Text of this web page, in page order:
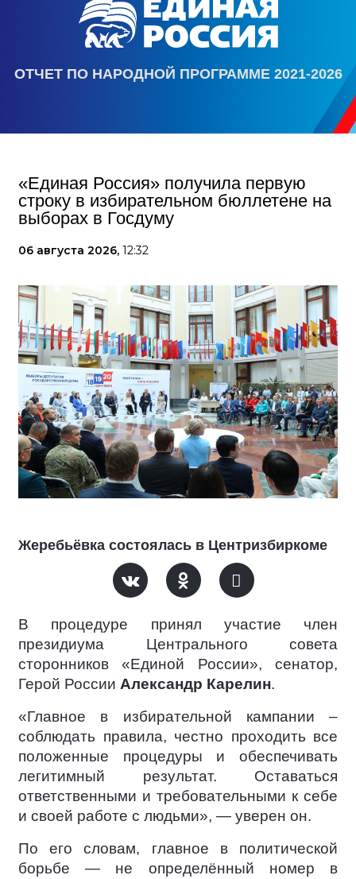
ОТЧЕТ ПО НАРОДНОЙ ПРОГРАММЕ 2021-2026
«Единая Россия» получила первую
строку в избирательном бюллетене на
выборах в Госдуму
06 августа 2026, 12:32
Жеребьёвка состоялась в Центризбиркоме
В процедуре принял участие член
президиума Центрального совета
сторонников «Единой России», сенатор,
Герой России Александр Карелин.
«Главное в избирательной кампании –
соблюдать правила, честно проходить все
положенные процедуры и обеспечивать
легитимный результат. Оставаться
ответственными и требовательными к себе
и своей работе с людьми», — уверен он.
По его словам, главное в политической
борьбе — не определённый номер в